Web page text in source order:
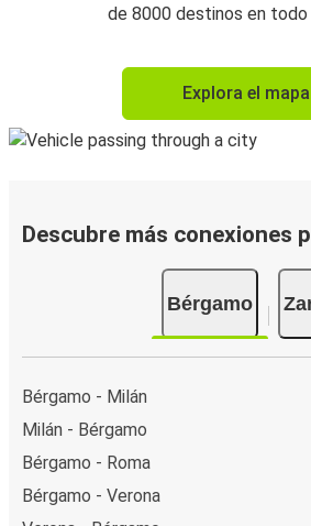
de 8000 destinos en todo
Explora el mapa
Descubre más conexiones
Bérgamo
Bérgamo - Milán
Milán - Bérgamo
Bérgamo - Roma
Bérgamo - Verona